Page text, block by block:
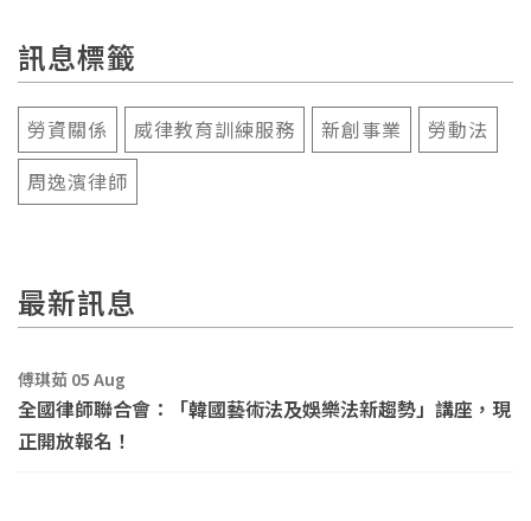
訊息標籤
勞資關係 威律教育訓練服務 新創事業
勞動法
周逸濱律師
最新訊息
傅琪茹 05 Aug
全國律師聯合會：「韓國藝術法及娛樂法新趨勢」講座，現
正開放報名！